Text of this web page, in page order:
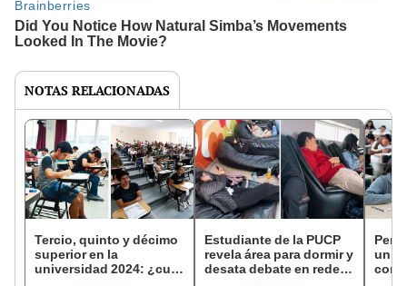
NOTAS RELACIONADAS
Tercio, quinto y décimo
superior en la
universidad 2024: ¿cuál
Estudiante de la PUCP
revela área para dormir y
desata debate en redes:
Perú